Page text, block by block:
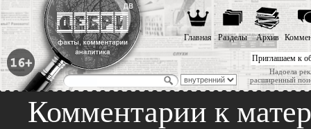
Приглашаем к
Надоела
расширенный
Главная Разделы Архив
Комментарии к